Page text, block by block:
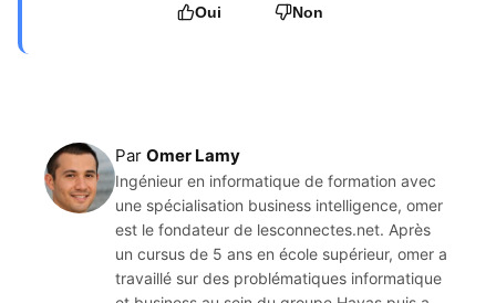
Oui Non
Par Omer Lamy
Ingénieur en informatique de formation avec
une spécialisation business intelligence, omer
est le fondateur de lesconnectes.net. Après
un cursus de 5 ans en école supérieur, omer a
travaillé sur des problématiques informatique